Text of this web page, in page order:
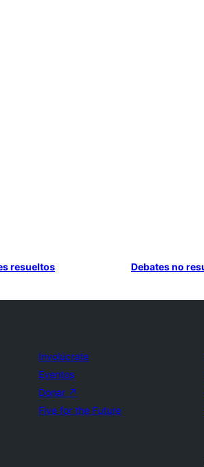
resueltos Debates no
Involúcrate
Eventos
Donar ↗
Five for the Future